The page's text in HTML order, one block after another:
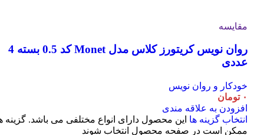
مقایسه
روان نویس کریتورز کلاس مدل Monet کد 0.5 بسته 4
عددی
خودکار و روان نویس
۰ تومان
افزودن به علاقه مندی
انتخاب گزینه ها این محصول دارای انواع مختلفی می باشد. گزینه
ممکن است در صفحه محصول انتخاب شوند